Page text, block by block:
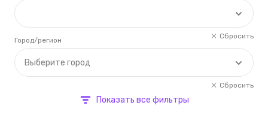
Сбросить
Выберите город
Город/регион
Сбросить
Показать все фильтры